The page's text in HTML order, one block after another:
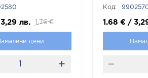
9902580 VITO
3,29 лв. 1.76 €
цени
APT1 Бяло
Код:
1.68 € /